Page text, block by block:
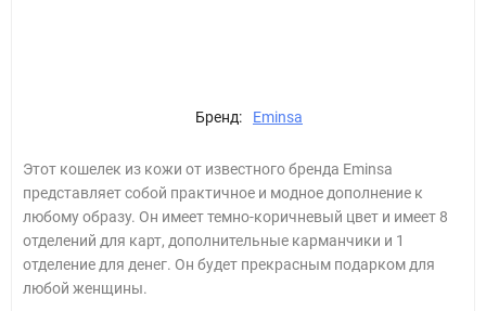
Бренд: Eminsa
Этот кошелек из кожи от известного бренда Eminsa
представляет собой практичное и модное дополнение к
любому образу. Он имеет темно-коричневый цвет и имеет 8
отделений для карт, дополнительные карманчики и 1
отделение для денег. Он будет прекрасным подарком для
любой женщины.